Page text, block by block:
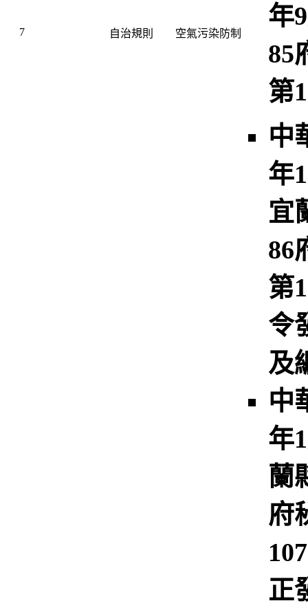
7 自治規則 空氣污染防制
年
85
第
中
年
宜
86
第
令
及
中
年
蘭
府
正